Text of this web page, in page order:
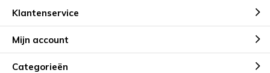
Klantenservice
Mijn account
Categorieën